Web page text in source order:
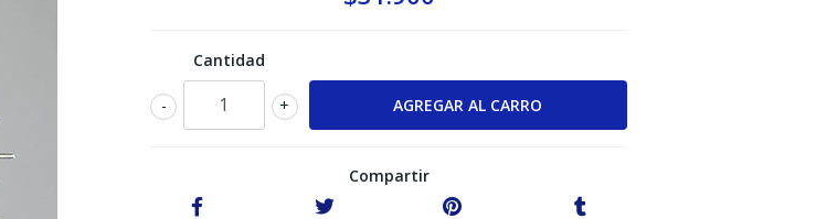
Cantidad
+
-
Compartir